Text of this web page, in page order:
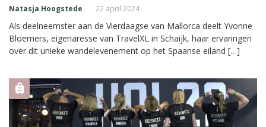
Natasja Hoogstede 22 april 2024
Als deelneemster aan de Vierdaagse van Mallorca deelt Yvonne
Bloemers, eigenaresse van TravelXL in Schaijk, haar ervaringen
over dit unieke wandelevenement op het Spaanse eiland […]